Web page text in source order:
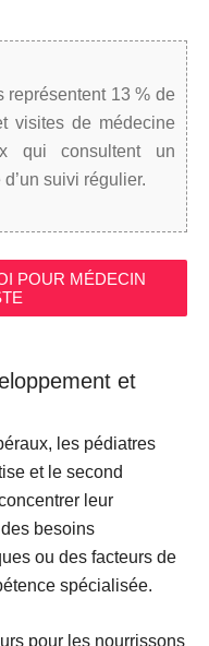
représentent 13 % de
visites de médecine
qui consultent un
suivi régulier.
POUR MÉDECIN
et
les pédiatres
et le second
leur
besoins
ou des facteurs de
spécialisée.
pour les nourrissons